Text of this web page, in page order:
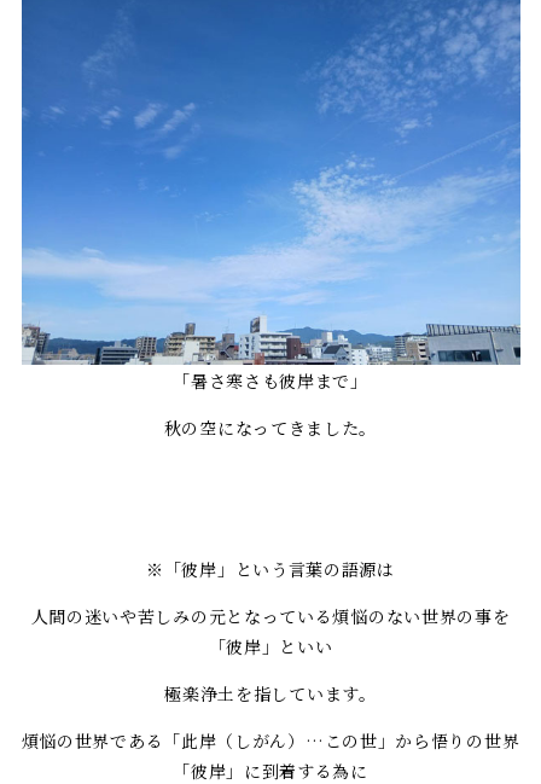
「暑さ寒さも彼岸まで」
秋の空になってきました。
※「彼岸」という言葉の語源は
人間の迷いや苦しみの元となっている煩悩のない世界の事を
「彼岸」といい
極楽浄土を指しています。
煩悩の世界である「此岸（しがん）…この世」から悟りの世界
「彼岸」に到着する為に